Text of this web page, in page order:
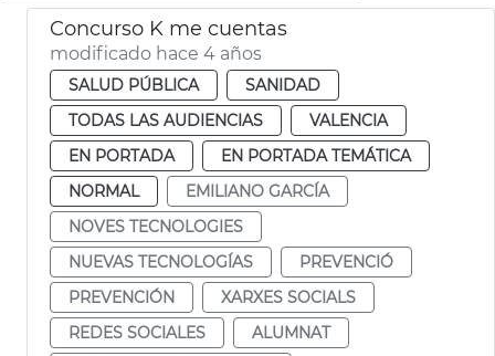
Concurso K me cuentas
modificado hace 4 años
SALUD PÚBLICA
SANIDAD
TODAS LAS AUDIENCIAS
VALENCIA
EN PORTADA
EN PORTADA TEMÁTICA
NORMAL
EMILIANO GARCÍA
NOVES TECNOLOGIES
NUEVAS TECNOLOGÍAS
PREVENCIÓ
PREVENCIÓN
XARXES SOCIALS
REDES SOCIALES
ALUMNAT